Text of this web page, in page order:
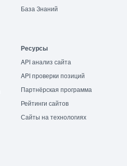
База Знаний
Ресурсы
API анализ сайта
API проверки позиций
Партнёрская программа
Рейтинги сайтов
Сайты на технологиях